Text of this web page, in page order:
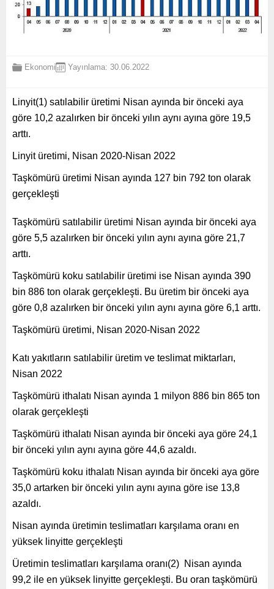
Ekonomi Yayınlama: 30.06.2022
Linyit(1) satılabilir üretimi Nisan ayında bir önceki aya
göre 10,2 azalırken bir önceki yılın aynı ayına göre 19,5
arttı.
Linyit üretimi, Nisan 2020-Nisan 2022
Taşkömürü üretimi Nisan ayında 127 bin 792 ton olarak
gerçekleşti
Taşkömürü satılabilir üretimi Nisan ayında bir önceki aya
göre 5,5 azalırken bir önceki yılın aynı ayına göre 21,7
arttı.
Taşkömürü koku satılabilir üretimi ise Nisan ayında 390
bin 886 ton olarak gerçekleşti. Bu üretim bir önceki aya
göre 0,8 azalırken bir önceki yılın aynı ayına göre 6,1 arttı.
Taşkömürü üretimi, Nisan 2020-Nisan 2022
Katı yakıtların satılabilir üretim ve teslimat miktarları,
Nisan 2022
Taşkömürü ithalatı Nisan ayında 1 milyon 886 bin 865 ton
olarak gerçekleşti
Taşkömürü ithalatı Nisan ayında bir önceki aya göre 24,1
bir önceki yılın aynı ayına göre 44,6 azaldı.
Taşkömürü koku ithalatı Nisan ayında bir önceki aya göre
35,0 artarken bir önceki yılın aynı ayına göre ise 13,8
azaldı.
Nisan ayında üretimin teslimatları karşılama oranı en
yüksek linyitte gerçekleşti
Üretimin teslimatları karşılama oranı(2) Nisan ayında
99,2 ile en yüksek linyitte gerçekleşti. Bu oran taşkömürü